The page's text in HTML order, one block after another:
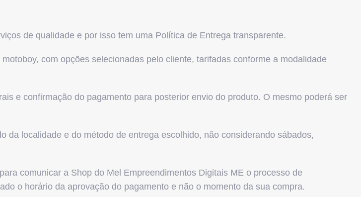
de qualidade e por isso tem uma Política de Entrega transparente.
com opções selecionadas pelo cliente, tarifadas conforme a modalidade
e confirmação do pagamento para posterior envio do produto. O mesmo poderá ser
localidade e do método de entrega escolhido, não considerando sábados,
comunicar a Shop do Mel Empreendimentos Digitais ME o processo de
o horário da aprovação do pagamento e não o momento da sua compra.